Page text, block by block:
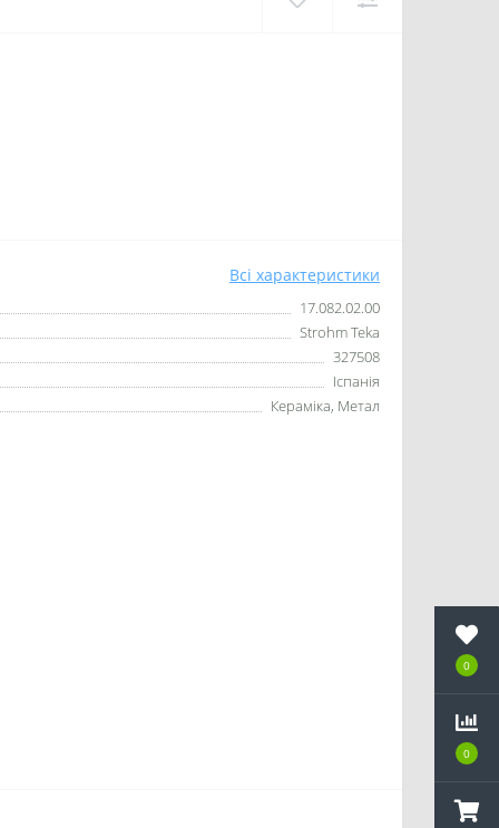
0
0
Всі характеристики
17.082.02.00
Strohm Teka
327508
Іспанія
Кераміка, Метал